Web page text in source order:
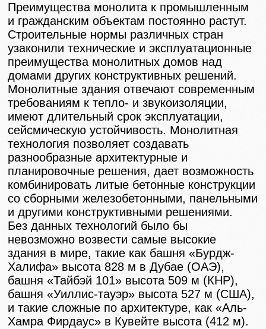
Преимущества монолита к промышленным
и гражданским объектам постоянно растут.
Строительные нормы различных стран
узаконили технические и эксплуатационные
преимущества монолитных домов над
домами других конструктивных решений.
Монолитные здания отвечают современным
требованиям к тепло- и звукоизоляции,
имеют длительный срок эксплуатации,
сейсмическую устойчивость. Монолитная
технология позволяет создавать
разнообразные архитектурные и
планировочные решения, дает возможность
комбинировать литые бетонные конструкции
со сборными железобетонными, панельными
и другими конструктивными решениями.
Без данных технологий было бы
невозможно возвести самые высокие
здания в мире, такие как башня «Бурдж-
Халифа» высота 828 м в Дубае (ОАЭ),
башня «Тайбэй 101» высота 509 м (КНР),
башня «Уиллис-тауэр» высота 527 м (США),
и такие сложные по архитектуре, как «Аль-
Хамра Фирдаус» в Кувейте высота (412 м).